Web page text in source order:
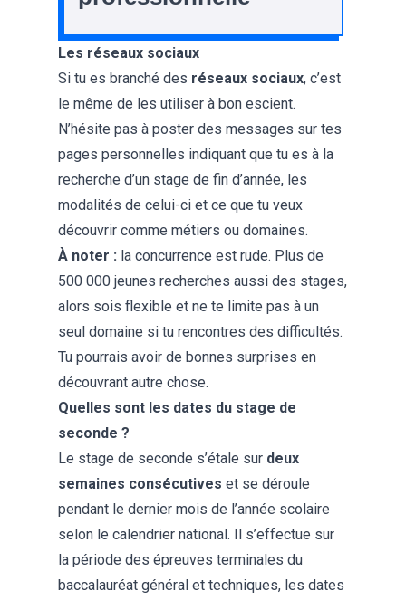
Les réseaux sociaux
Si tu es branché des réseaux sociaux, c’est
le même de les utiliser à bon escient.
N’hésite pas à poster des messages sur tes
pages personnelles indiquant que tu es à la
recherche d’un stage de fin d’année, les
modalités de celui-ci et ce que tu veux
découvrir comme métiers ou domaines.
À noter : la concurrence est rude. Plus de
500 000 jeunes recherches aussi des stages,
alors sois flexible et ne te limite pas à un
seul domaine si tu rencontres des difficultés.
Tu pourrais avoir de bonnes surprises en
découvrant autre chose.
Quelles sont les dates du stage de
seconde ?
Le stage de seconde s’étale sur deux
semaines consécutives et se déroule
pendant le dernier mois de l’année scolaire
selon le calendrier national. Il s’effectue sur
la période des épreuves terminales du
baccalauréat général et techniques, les dates